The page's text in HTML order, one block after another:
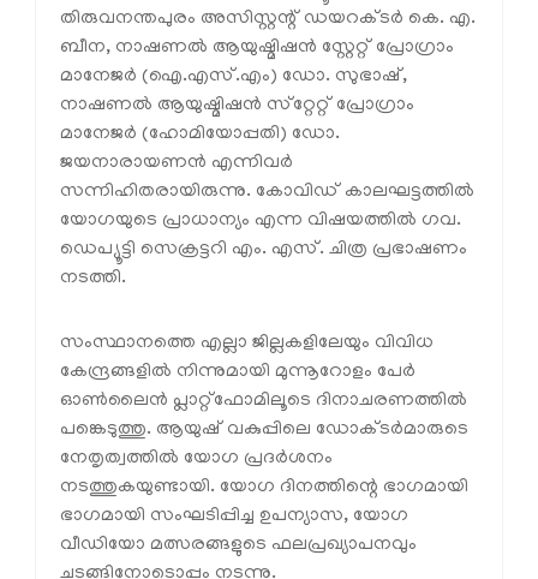
തിരുവനന്തപുരം അസിസ്റ്റന്റ് ഡയറക്ടര്‍ കെ. എ.
ബീന, നാഷണല്‍ ആയുഷ്മിഷന്‍ സ്റ്റേറ്റ് പ്രോഗ്രാം
മാനേജര്‍ (ഐ.എസ്.എം) ഡോ. സുഭാഷ്,
നാഷണല്‍ ആയുഷ്മിഷന്‍ സ്‌റ്റേറ്റ് പ്രോഗ്രാം
മാനേജര്‍ (ഹോമിയോപ്പതി) ഡോ.
ജയനാരായണന്‍ എന്നിവര്‍
സന്നിഹിതരായിരുന്നു. കോവിഡ് കാലഘട്ടത്തില്‍
യോഗയുടെ പ്രാധാന്യം എന്ന വിഷയത്തില്‍ ഗവ.
ഡെപ്യൂട്ടി സെക്രട്ടറി എം. എസ്. ചിത്ര പ്രഭാഷണം
നടത്തി.
സംസ്ഥാനത്തെ എല്ലാ ജില്ലകളിലേയും വിവിധ
കേന്ദ്രങ്ങളില്‍ നിന്നുമായി മുന്നൂറോളം പേര്‍
ഓണ്‍ലൈന്‍ പ്ലാറ്റ്‌ഫോമിലൂടെ ദിനാചരണത്തില്‍
പങ്കെടുത്തു. ആയുഷ് വകുപ്പിലെ ഡോക്ടര്‍മാരുടെ
നേതൃത്വത്തില്‍ യോഗ പ്രദര്‍ശനം
നടത്തുകയുണ്ടായി. യോഗ ദിനത്തിന്റെ ഭാഗമായി
ഭാഗമായി സംഘടിപ്പിച്ച ഉപന്യാസ, യോഗ
വീഡിയോ മത്സരങ്ങളുടെ ഫലപ്രഖ്യാപനവും
ചടങ്ങിനോടൊപ്പം നടന്നു.